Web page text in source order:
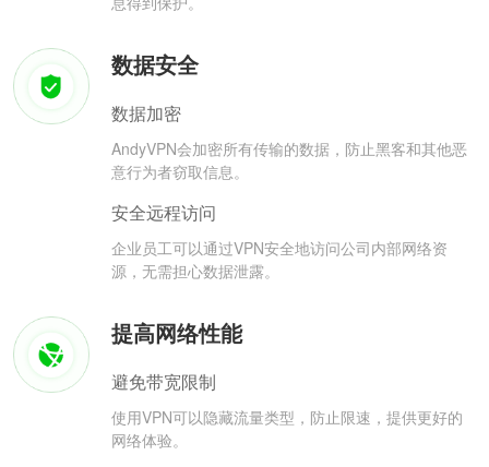
数据安全
数据加密
AndyVPN会加密所有传输的数据，防止黑客和其他恶
意行为者窃取信息。
安全远程访问
企业员工可以通过VPN安全地访问公司内部网络资
源，无需担心数据泄露。
提高网络性能
避免带宽限制
使用VPN可以隐藏流量类型，防止限速，提供更好的
网络体验。